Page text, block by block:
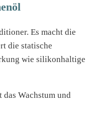
Es macht die
die statische
wie silikonhaltige
Wachstum und